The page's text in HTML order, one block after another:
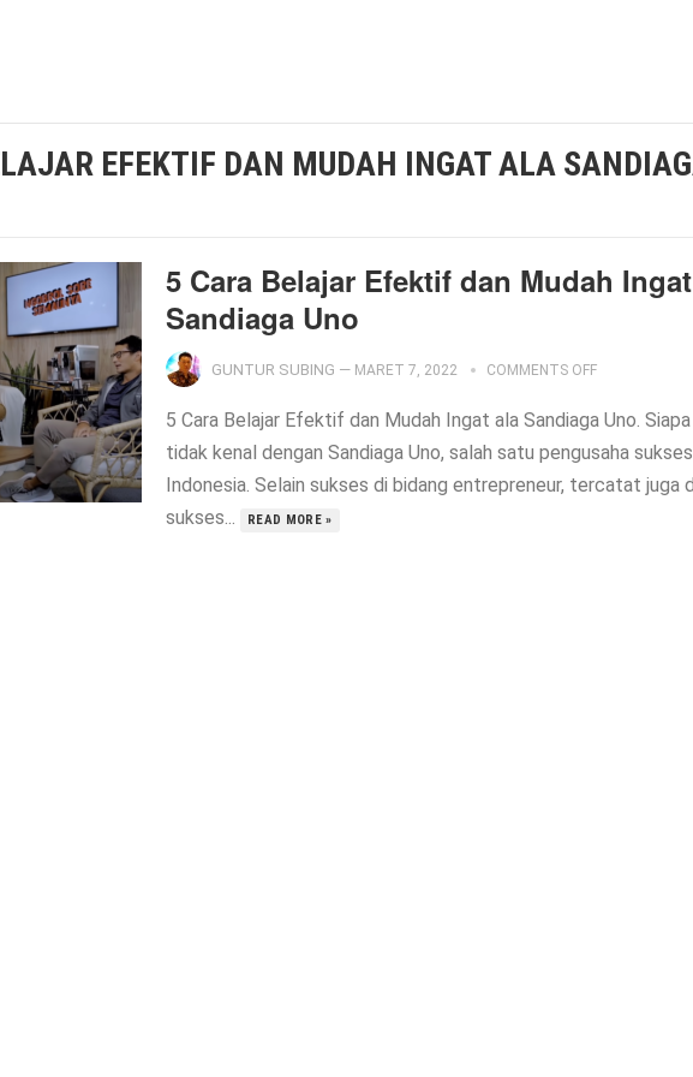
EFEKTIF DAN MUDAH INGAT ALA
5 Cara Belajar Efektif dan Mudah
Sandiaga Uno
GUNTUR SUBING — MARET 7, 2022 COMMENTS OFF
5 Cara Belajar Efektif dan Mudah Ingat ala Sandiaga Uno.
tidak kenal dengan Sandiaga Uno, salah satu pengusaha
Indonesia. Selain sukses di bidang entrepreneur, tercatat juga
sukses...
READ MORE »